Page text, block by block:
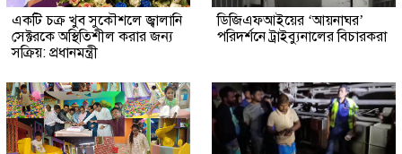
একটি চক্র খুব সুকৌশলে জ্বালানি
সেক্টরকে অস্থিতিশীল করার জন্য
সক্রিয়: প্রধানমন্ত্রী
ডিজিএফআইয়ের ‘আয়নাঘর’
পরিদর্শনে ট্রাইব্যুনালের বিচারকরা